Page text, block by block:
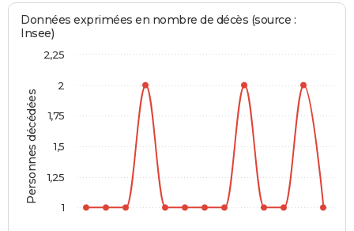
Personnes décédées
Données exprimées en nombre de décès (source :
Insee)
1
1,25
1,5
1,75
2
2,25